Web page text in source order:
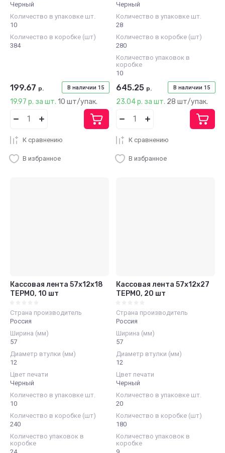
Черный
Количество в упаковке шт.
10
Количество в коробке (шт)
384
В наличии 15
199.67 р.
19.97 р. за шт. 10 шт/упак.
К сравнению
В избранное
Черный
Количество в упаковке шт.
28
Количество в коробке (шт)
280
Количество упаковок в
коробке
10
В наличии 15
645.25 р.
23.04 р. за шт. 28 шт/упак.
К сравнению
В избранное
Кассовая лента 57х12х18
ТЕРМО, 10 шт
Страна производитель
Россия
Ширина (мм)
57
Диаметр втулки (мм)
12
Цвет печати
Черный
Количество в упаковке шт.
10
Количество в коробке (шт)
240
Количество упаковок в
коробке
Кассовая лента 57х12х27
ТЕРМО, 20 шт
Страна производитель
Россия
Ширина (мм)
57
Диаметр втулки (мм)
12
Цвет печати
Черный
Количество в упаковке шт.
20
Количество в коробке (шт)
180
Количество упаковок в
коробке